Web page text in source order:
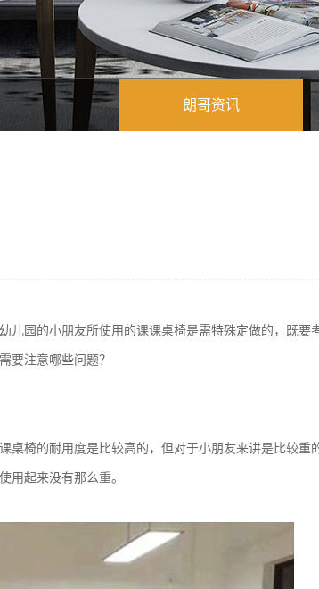
朗哥资讯
儿园的小朋友所使用的课课桌椅是需特殊定做的，既要
要注意哪些问题？
桌椅的耐用度是比较高的，但对于小朋友来讲是比较重
用起来没有那么重。